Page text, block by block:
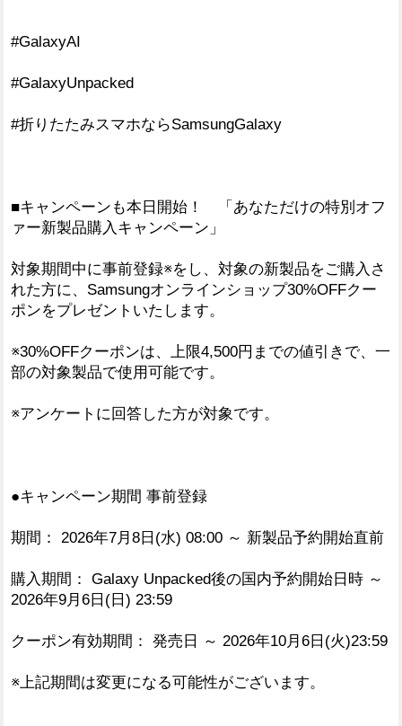
#GalaxyAI
#GalaxyUnpacked
#折りたたみスマホならSamsungGalaxy
■キャンペーンも本日開始！ 「あなただけの特別オフ
ァー新製品購入キャンペーン」
対象期間中に事前登録※をし、対象の新製品をご購入さ
れた方に、Samsungオンラインショップ30%OFFクー
ポンをプレゼントいたします。
※30%OFFクーポンは、上限4,500円までの値引きで、一
部の対象製品で使用可能です。
※アンケートに回答した方が対象です。
●キャンペーン期間 事前登録
期間： 2026年7月8日(水) 08:00 ～ 新製品予約開始直前
購入期間： Galaxy Unpacked後の国内予約開始日時 ～
2026年9月6日(日) 23:59
クーポン有効期間： 発売日 ～ 2026年10月6日(火)23:59
※上記期間は変更になる可能性がございます。